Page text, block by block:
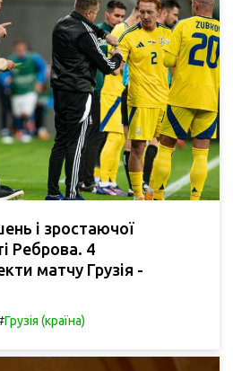
і зростаючої
Реброва. 4
матчу Грузія -
Грузія (країна)